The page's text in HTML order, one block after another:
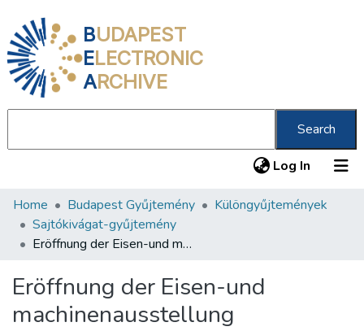
BUDAPEST
ELECTRONIC
ARCHIVE
Search
Log In (current)
Communities & Collections
All of DSpace
About us
Home Budapest Gyűjtemény
Különgyűjtemények
Sajtókivágat-gyűjtemény
Eröffnung der Eisen-und machinenausstellung
Eröffnung der Eisen-und
machinenausstellung